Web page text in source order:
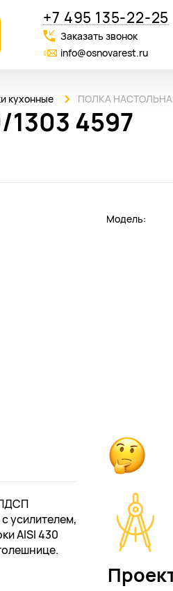
+7 495 135-22-25
Заказать звонок
info@osnovarest.ru
кухонные ПОЛКА
4597
Модель:
усилителем,
AISI 430